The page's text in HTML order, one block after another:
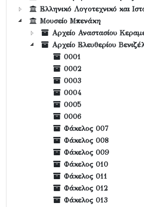
Ελληνικό Λογοτεχνικό και
Μουσείο Μπενάκη
Αρχείο Αναστασίου
Αρχείο Ελευθερίου
0001
0002
0003
0004
0005
0006
Φάκελος 007
Φάκελος 008
Φάκελος 009
Φάκελος 010
Φάκελος 011
Φάκελος 012
Φάκελος 013